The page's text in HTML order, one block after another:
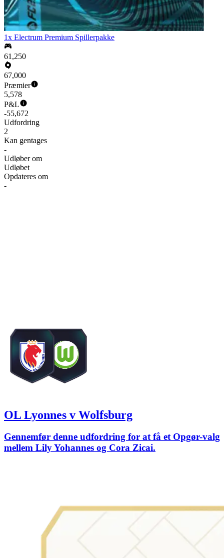
1x Electrum Premium Spillerpakke
61,250
67,000
Præmier
5,578
P&L
-55,672
Udfordring
2
Kan gentages
-
Udløber om
Udløbet
Opdateres om
-
OL Lyonnes v Wolfsburg
Gennemfør denne udfordring for at få et Opgør-valg
mellem Lily Yohannes og Cora Zicai.